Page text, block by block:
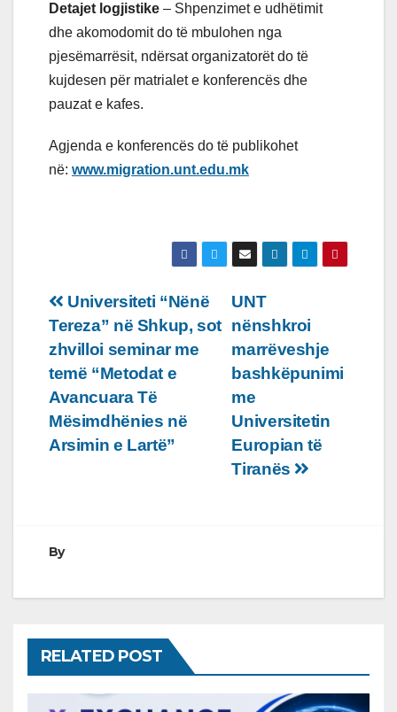
Detajet logjistike – Shpenzimet e udhëtimit
dhe akomodomit do të mbulohen nga
pjesëmarrësit, ndërsat organizatorët do të
kujdesen për matrialet e konferencës dhe
pauzat e kafes.
Agjenda e konferencës do të publikohet
në: www.migration.unt.edu.mk
Lëvizje
te
postimet
UNT
nënshkroi
marrëveshje
bashkëpunimi
me
Universitetin
Europian të
Tiranës
Universiteti “Nënë
Tereza” në Shkup, sot
zhvilloi seminar me
temë “Metodat e
Avancuara Të
Mësimdhënies në
Arsimin e Lartë”
By
RELATED POST